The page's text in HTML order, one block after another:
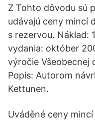
Z Tohto dôvodu sú
udávajú ceny mincí
s rezervou. Náklad:
vydania: október
výročie Všeobecnej
Popis: Autorom
Kettunen.
Uváděné ceny